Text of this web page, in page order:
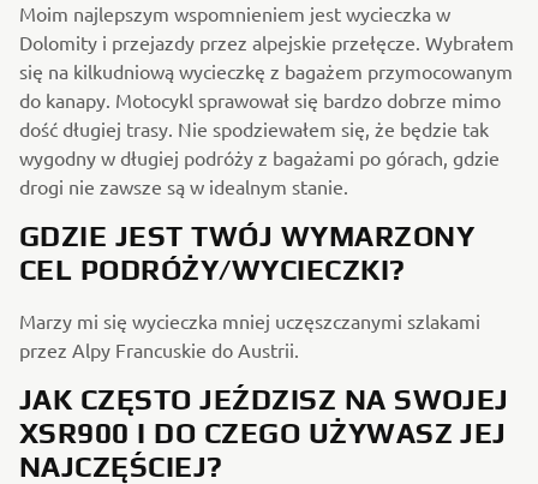
Moim najlepszym wspomnieniem jest wycieczka w
Dolomity i przejazdy przez alpejskie przełęcze. Wybrałem
się na kilkudniową wycieczkę z bagażem przymocowanym
do kanapy. Motocykl sprawował się bardzo dobrze mimo
dość długiej trasy. Nie spodziewałem się, że będzie tak
wygodny w długiej podróży z bagażami po górach, gdzie
drogi nie zawsze są w idealnym stanie.
GDZIE JEST TWÓJ WYMARZONY
CEL PODRÓŻY/WYCIECZKI?
Marzy mi się wycieczka mniej uczęszczanymi szlakami
przez Alpy Francuskie do Austrii.
JAK CZĘSTO JEŹDZISZ NA SWOJEJ
XSR900 I DO CZEGO UŻYWASZ JEJ
NAJCZĘŚCIEJ?